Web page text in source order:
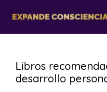
Libros
desarrollo